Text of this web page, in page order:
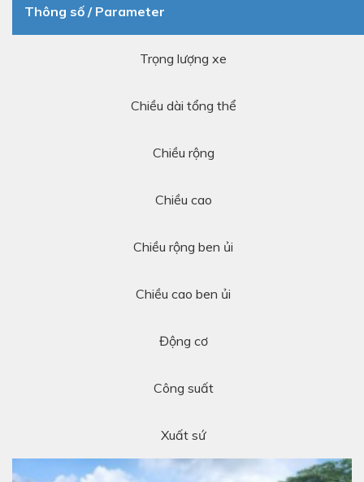
Thông số / Parameter
Trọng lượng xe
Chiều dài tổng thể
Chiều rộng
Chiều cao
Chiều rộng ben ủi
Chiều cao ben ủi
Động cơ
Công suất
Xuất sứ